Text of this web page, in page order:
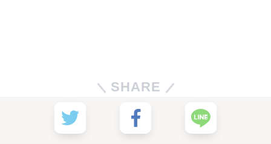
SHARE